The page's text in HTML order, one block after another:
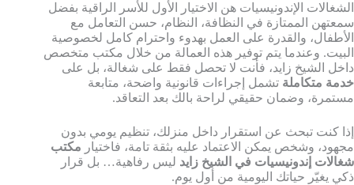
الشغالات الإندونيسيات هن الاختيار الأول للأسر الراقية بفضل
سمعتهن الممتازة في النظافة، النظام، حسن التعامل مع
الأطفال، والقدرة على العمل بهدوء واحترام كامل لخصوصية
البيت. وعندما يتم توفير هذه العمالة من خلال مكتب متخصص
داخل الشيخ زايد، فأنت لا تحصل فقط على شغالة، بل على
خدمة متكاملة تشمل إجراءات قانونية واضحة، متابعة
مستمرة، وضمان حقيقي لراحة بالك بعد التعاقد.
إذا كنت تبحث عن استقرار داخل منزلك، تنظيم يومي بدون
مجهود، وشخص يمكن الاعتماد عليه بثقة تامة، فاختيار مكتب
شغالات إندونيسيات في الشيخ زايد ليس رفاهية… بل قرار
ذكي يغيّر حياتك اليومية من أول يوم.